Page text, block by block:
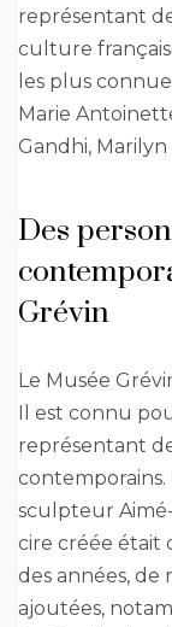
représentant
culture
les plus
Marie
Gandhi,
Des
Grévin
Le Musée
Il est connu
représentant
sculpteur
cire créée était
des années,
ajoutées,